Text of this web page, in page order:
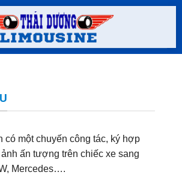
có một chuyến công tác, ký hợp
ấn tượng trên chiếc xe sang
Mercedes….